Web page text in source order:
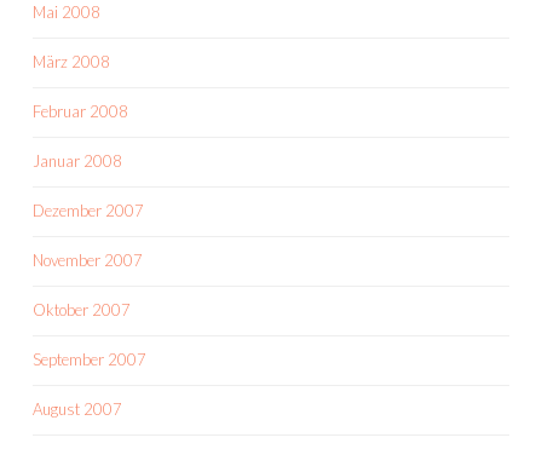
Mai 2008
März 2008
Februar 2008
Januar 2008
Dezember 2007
November 2007
Oktober 2007
September 2007
August 2007